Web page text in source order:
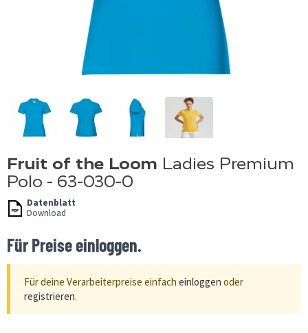
Fruit of the Loom Ladies Premium
Polo - 63-030-0
Datenblatt
Download
Für Preise einloggen.
Für deine Verarbeiterpreise einfach einloggen oder
registrieren.